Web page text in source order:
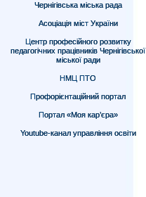
Чернігівська міська рада
Асоціація міст України
Центр професійного розвитку
педагогічних працівників Чернігівської
міської ради
НМЦ ПТО
Профорієнтаційний портал
Портал «Моя кар’єра»
Youtube-канал управління освіти